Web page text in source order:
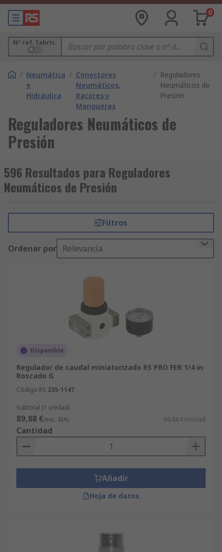
0
Nº ref. fabric.
/ Neumática
e
Hidráulica
/ Conectores
Neumáticos,
Racores y
Mangueras
/ Reguladores
Neumáticos de
Presión
Reguladores Neumáticos de
Presión
596 Resultados para Reguladores
Neumáticos de Presión
Filtros
Ordenar por Relevancia
Disponible
Regulador de caudal miniaturizado RS PRO FER 1/4 in
Roscado G
Código RS 235-1147
Subtotal (1 unidad)
89,88 €(exc. IVA) 89,88 €/unidad
Cantidad
Añadir
Hoja de datos